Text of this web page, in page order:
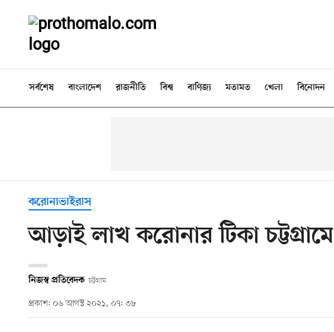
সর্বশেষ বাংলাদেশ রাজনীতি বিশ্ব বাণিজ্য মতামত খেলা বিনোদন
করোনাভাইরাস
আড়াই লাখ করোনার টিকা চট্টগ্রামে
নিজস্ব প্রতিবেদক চট্টগ্রাম
প্রকাশ: ০৬ আগস্ট ২০২১, ০৭: ৩৮